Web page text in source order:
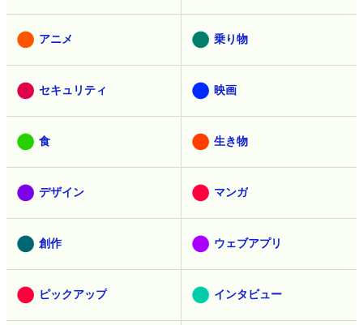
アニメ 乗り物
セキュリティ 映画
食 生き物
デザイン マンガ
創作 ウェブアプリ
ピックアップ インタビュー